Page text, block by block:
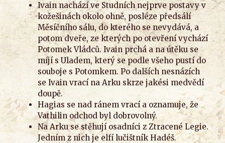
Ivain nachází ve Studních nejprve postavy v
kožešinách okolo ohně, posléze předsálí
Měsíčního sálu, do kterého se nevydává, a
potom dveře, ze kterých po otevření vychází
Potomek Vládců. Ivain prchá a na útěku se
míjí s Uladem, který se podle všeho pustí do
souboje s Potomkem. Po dalších nesnázích
se Ivain vrací na Arku skrze jakési medvědí
doupě.
Hagias se nad ránem vrací a oznamuje, že
Vathilin odchod byl dobrovolný.
Na Arku se stěhují osadníci z Ztracené Legie.
Jedním z nich je elfí lučištník Hadéš.